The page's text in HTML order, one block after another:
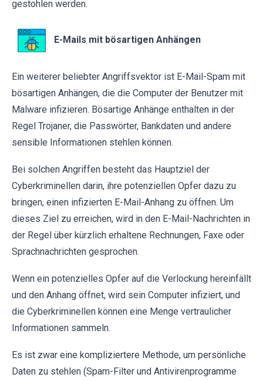
gestohlen werden.
E-Mails mit bösartigen Anhängen
Ein weiterer beliebter Angriffsvektor ist E-Mail-Spam mit
bösartigen Anhängen, die die Computer der Benutzer mit
Malware infizieren. Bösartige Anhänge enthalten in der
Regel Trojaner, die Passwörter, Bankdaten und andere
sensible Informationen stehlen können.
Bei solchen Angriffen besteht das Hauptziel der
Cyberkriminellen darin, ihre potenziellen Opfer dazu zu
bringen, einen infizierten E-Mail-Anhang zu öffnen. Um
dieses Ziel zu erreichen, wird in den E-Mail-Nachrichten in
der Regel über kürzlich erhaltene Rechnungen, Faxe oder
Sprachnachrichten gesprochen.
Wenn ein potenzielles Opfer auf die Verlockung hereinfällt
und den Anhang öffnet, wird sein Computer infiziert, und
die Cyberkriminellen können eine Menge vertraulicher
Informationen sammeln.
Es ist zwar eine kompliziertere Methode, um persönliche
Daten zu stehlen (Spam-Filter und Antivirenprogramme